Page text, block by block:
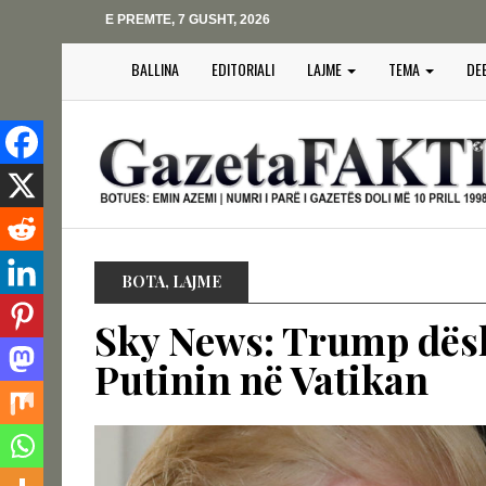
E PREMTE, 7 GUSHT, 2026
BALLINA EDITORIALI LAJME TEMA
BOTA, LAJME
Sky News: Trump
Putinin në Vatikan